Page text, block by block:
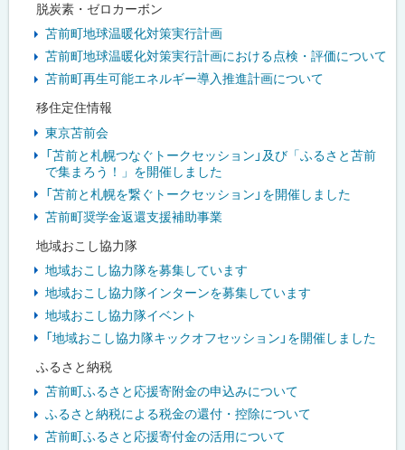
脱炭素・ゼロカーボン
苫前町地球温暖化対策実行計画
苫前町地球温暖化対策実行計画における点検・評価について
苫前町再生可能エネルギー導入推進計画について
移住定住情報
東京苫前会
「苫前と札幌つなぐトークセッション」及び「ふるさと苫前
で集まろう！」を開催しました
「苫前と札幌を繋ぐトークセッション」を開催しました
苫前町奨学金返還支援補助事業
地域おこし協力隊
地域おこし協力隊を募集しています
地域おこし協力隊インターンを募集しています
地域おこし協力隊イベント
「地域おこし協力隊キックオフセッション」を開催しました
ふるさと納税
苫前町ふるさと応援寄附金の申込みについて
ふるさと納税による税金の還付・控除について
苫前町ふるさと応援寄付金の活用について